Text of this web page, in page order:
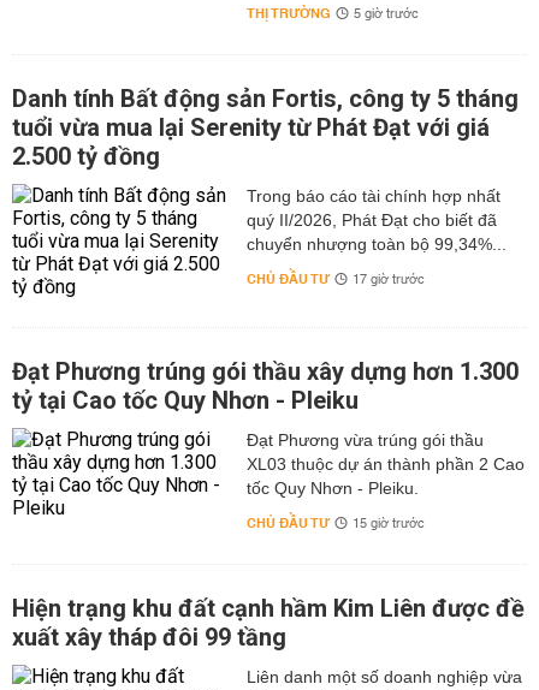
THỊ TRƯỜNG 5 giờ trước
Danh tính Bất động sản Fortis, công ty 5 tháng
tuổi vừa mua lại Serenity từ Phát Đạt với giá
2.500 tỷ đồng
Trong báo cáo tài chính hợp nhất
quý II/2026, Phát Đạt cho biết đã
chuyển nhượng toàn bộ 99,34%...
CHỦ ĐẦU TƯ 17 giờ trước
Đạt Phương trúng gói thầu xây dựng hơn 1.300
tỷ tại Cao tốc Quy Nhơn - Pleiku
Đạt Phương vừa trúng gói thầu
XL03 thuộc dự án thành phần 2 Cao
tốc Quy Nhơn - Pleiku.
CHỦ ĐẦU TƯ 15 giờ trước
Hiện trạng khu đất cạnh hầm Kim Liên được đề
xuất xây tháp đôi 99 tầng
Liên danh một số doanh nghiệp vừa